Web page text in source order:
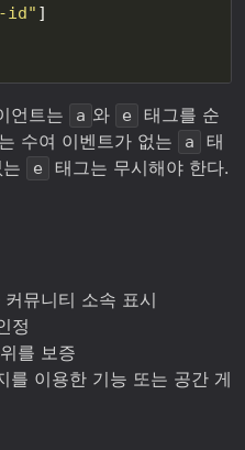
id"
언트는 a 와 e
태그를 순
수여 이벤트가 없는
a
태
e 태그는 무시해야 한다.
뮤니티 소속 표시
정
를 보증
를 이용한 기능 또는 공간 게